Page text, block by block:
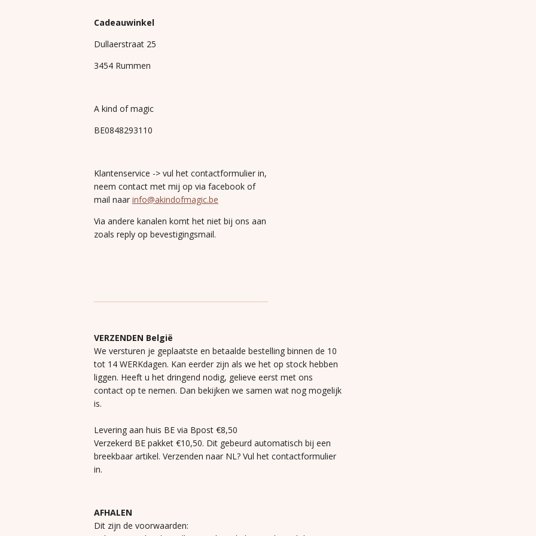
Cadeauwinkel
Dullaerstraat 25
3454 Rummen
A kind of magic
BE0848293110
Klantenservice -> vul het contactformulier in,
neem contact met mij op via facebook of
mail naar info@akindofmagic.be
Via andere kanalen komt het niet bij ons aan
zoals reply op bevestigingsmail.
VERZENDEN België
We versturen je geplaatste en betaalde bestelling binnen de 10
tot 14 WERKdagen. Kan eerder zijn als we het op stock hebben
liggen. Heeft u het dringend nodig, gelieve eerst met ons
contact op te nemen. Dan bekijken we samen wat nog mogelijk
is.
Levering aan huis BE via Bpost €8,50
Verzekerd BE pakket €10,50. Dit gebeurd automatisch bij een
breekbaar artikel. Verzenden naar NL? Vul het contactformulier
in.
AFHALEN
Dit zijn de voorwaarden: